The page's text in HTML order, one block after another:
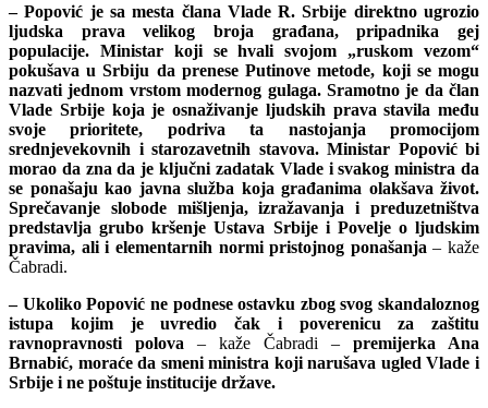
– Popović je sa mesta člana Vlade R. Srbije direktno ugrozio
ljudska prava velikog broja građana, pripadnika gej
populacije. Ministar koji se hvali svojom „ruskom vezom“
pokušava u Srbiju da prenese Putinove metode, koji se mogu
nazvati jednom vrstom modernog gulaga. Sramotno je da član
Vlade Srbije koja je osnaživanje ljudskih prava stavila među
svoje prioritete, podriva ta nastojanja promocijom
srednjevekovnih i starozavetnih stavova. Ministar Popović bi
morao da zna da je ključni zadatak Vlade i svakog ministra da
se ponašaju kao javna služba koja građanima olakšava život.
Sprečavanje slobode mišljenja, izražavanja i preduzetništva
predstavlja grubo kršenje Ustava Srbije i Povelje o ljudskim
pravima, ali i elementarnih normi pristojnog ponašanja – kaže
Čabradi.
– Ukoliko Popović ne podnese ostavku zbog svog skandaloznog
istupa kojim je uvredio čak i poverenicu za zaštitu
ravnopravnosti polova – kaže Čabradi – premijerka Ana
Brnabić, moraće da smeni ministra koji narušava ugled Vlade i
Srbije i ne poštuje institucije države.